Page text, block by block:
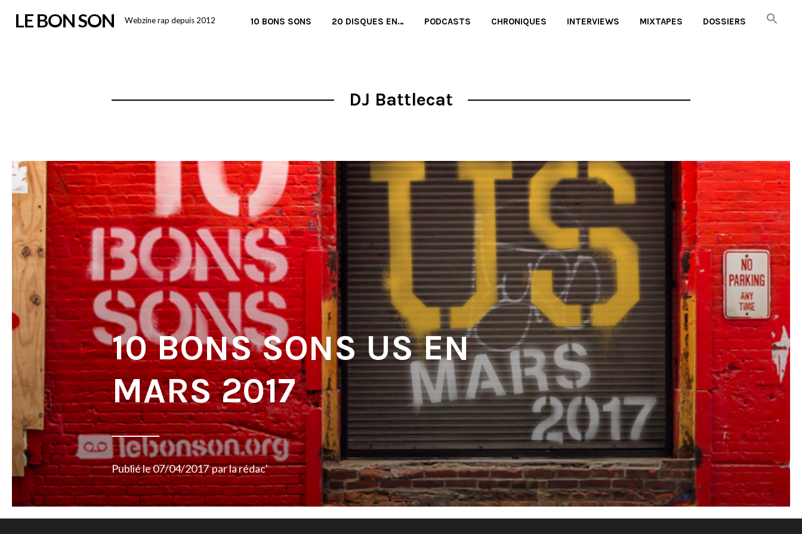
LE BON SON Webzine rap depuis 2012 10 BONS SONS 20 DISQUES EN… PODCASTS CHRONIQUES INTERVIEWS MIXTAPES DOSSIERS
DJ Battlecat
10 BONS SONS US EN
MARS 2017
Publié le07/04/2017 parla rédac'